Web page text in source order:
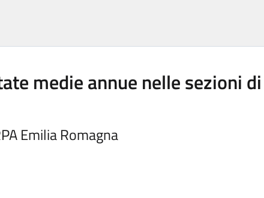
medie annue nelle sezioni
Emilia Romagna